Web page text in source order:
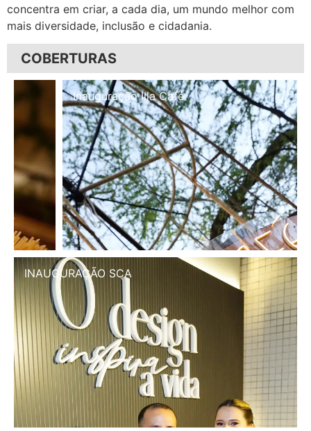
concentra em criar, a cada dia, um mundo melhor com
mais diversidade, inclusão e cidadania.
COBERTURAS
Inauguração Illa Café
INAUGURAÇÃO SCA